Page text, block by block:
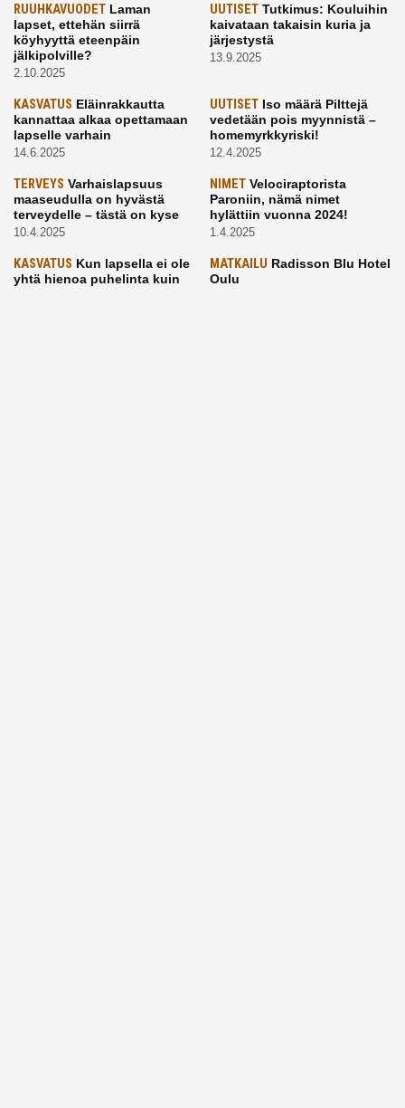
RUUHKAVUODET Laman
lapset, ettehän siirrä
köyhyyttä eteenpäin
jälkipolville?
2.10.2025
UUTISETTutkimus: Kouluihin
kaivataan takaisin kuria ja
järjestystä
13.9.2025
KASVATUS Eläinrakkautta
kannattaa alkaa opettamaan
lapselle varhain
14.6.2025
UUTISETIso määrä Pilttejä
vedetään pois myynnistä –
homemyrkkyriski!
12.4.2025
TERVEYS Varhaislapsuus
maaseudulla on hyvästä
terveydelle – tästä on kyse
10.4.2025
NIMETVelociraptorista
Paroniin, nämä nimet
hylättiin vuonna 2024!
1.4.2025
KASVATUS Kun lapsella ei ole
yhtä hienoa puhelinta kuin
MATKAILU Radisson Blu Hotel
Oulu